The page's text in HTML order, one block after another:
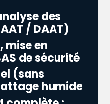
des
/ DAAT)
mise en
de sécurité
(sans
humide